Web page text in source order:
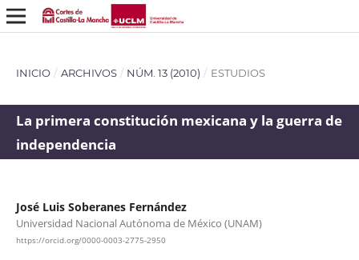
INICIO / ARCHIVOS / NÚM. 13 (2010) / ESTUDIOS
La primera constitución mexicana y la guerra de
independencia
José Luis Soberanes Fernández
Universidad Nacional Autónoma de México (UNAM)
https://orcid.org/0000-0003-2775-2950